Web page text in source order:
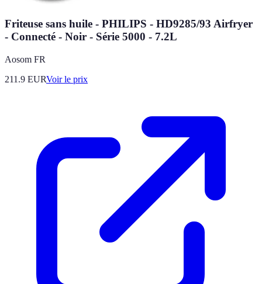
Friteuse sans huile - PHILIPS - HD9285/93 Airfryer
- Connecté - Noir - Série 5000 - 7.2L
Aosom FR
211.9 EURVoir le prix